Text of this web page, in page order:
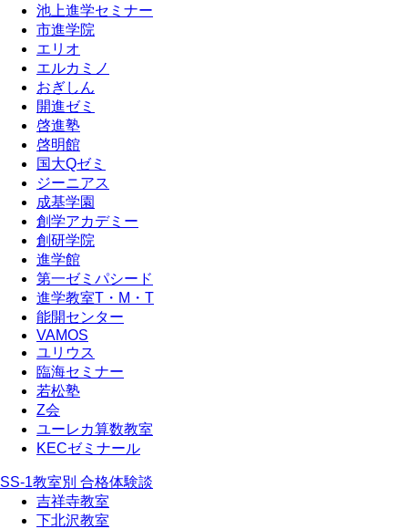
池上進学セミナー
市進学院
エリオ
エルカミノ
おぎしん
開進ゼミ
啓進塾
啓明館
国大Qゼミ
ジーニアス
成基学園
創学アカデミー
創研学院
進学館
第一ゼミパシード
進学教室T・М・T
能開センター
VAMOS
ユリウス
臨海セミナー
若松塾
Z会
ユーレカ算数教室
KECゼミナール
SS-1教室別 合格体験談
吉祥寺教室
下北沢教室